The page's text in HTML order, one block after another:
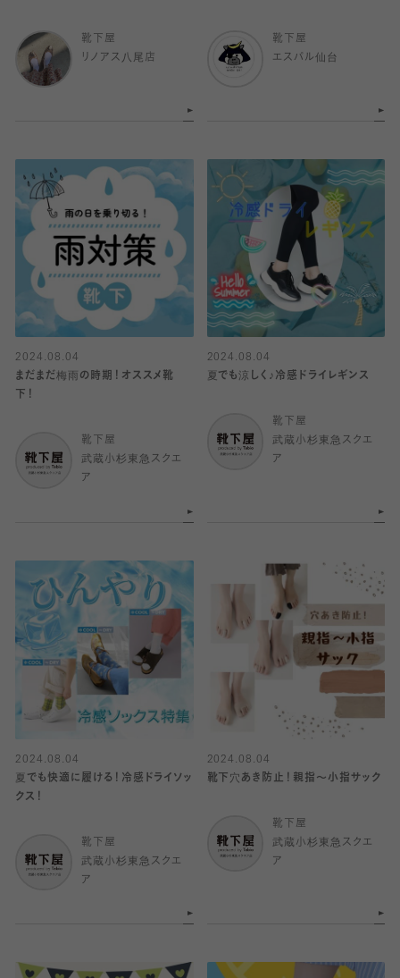
靴下屋
リノアス八尾店
靴下屋
エスパル仙台
2024.08.04
まだまだ梅雨の時期！オススメ靴
下！
靴下屋
武蔵小杉東急スクエ
ア
2024.08.04
夏でも涼しく♪冷感ドライレギンス
靴下屋
武蔵小杉東急スクエ
ア
2024.08.04
夏でも快適に履ける！冷感ドライソッ
クス！
靴下屋
武蔵小杉東急スクエ
ア
2024.08.04
靴下穴あき防止！親指〜小指サック
靴下屋
武蔵小杉東急スクエ
ア